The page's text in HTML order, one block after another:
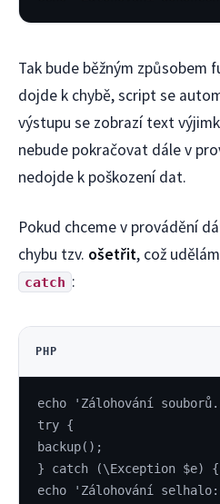
Tak bude běžným způsobem
dojde k chybě, script se
výstupu se zobrazí text
nebude pokračovat dále v
nedojde k poškození dat.
Pokud chceme v provádění
chybu tzv. ošetřit, což
catch :
PHP
echo 'Zálohování
try {
backup();
} catch (\Exception $e) {
echo 'Zálohování